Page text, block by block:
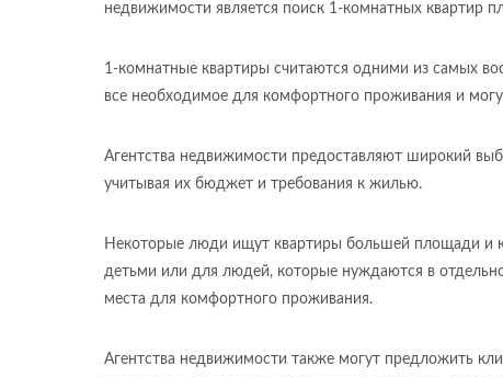
недвижимости является поиск 1-комнатных квартир
1-комнатные квартиры считаются одними из самых
все необходимое для комфортного проживания и
Агентства недвижимости предоставляют широкий
учитывая их бюджет и требования к жилью.
Некоторые люди ищут квартиры большей площади и
детьми или для людей, которые нуждаются в
места для комфортного проживания.
Агентства недвижимости также могут предложить